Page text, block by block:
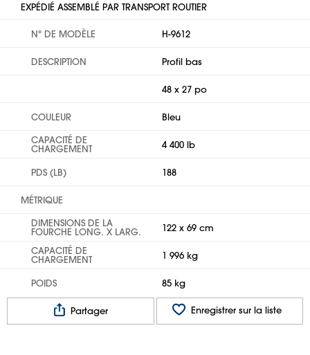
EXPÉDIÉ ASSEMBLÉ PAR TRANSPORT ROUTIER
Nº DE MODÈLE H-9612
DESCRIPTION Profil bas
48 x 27 po
COULEUR
Bleu
CAPACITÉ DE
CHARGEMENT 4 400 lb
PDS (LB) 188
MÉTRIQUE
DIMENSIONS DE LA
FOURCHE LONG. X LARG.
122 x 69 cm
CAPACITÉ DE
CHARGEMENT 1 996 kg
POIDS 85 kg
Partager Enregistrer sur la liste